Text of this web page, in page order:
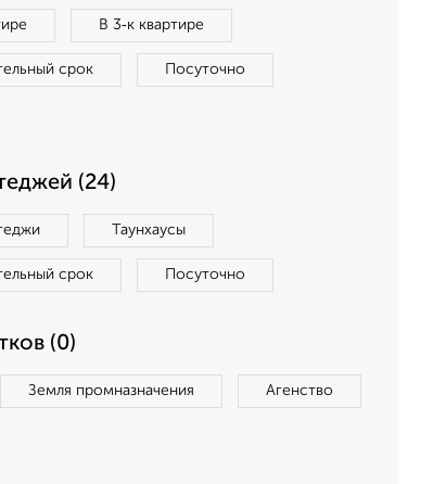
В 3‑к квартире
срок Посуточно
(24)
Таунхаусы
срок Посуточно
(0)
Земля промназначения Агенство